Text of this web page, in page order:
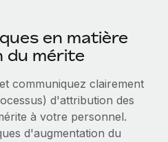
en matière
du mérite
communiquez clairement
d'attribution des
à votre personnel.
d'augmentation du